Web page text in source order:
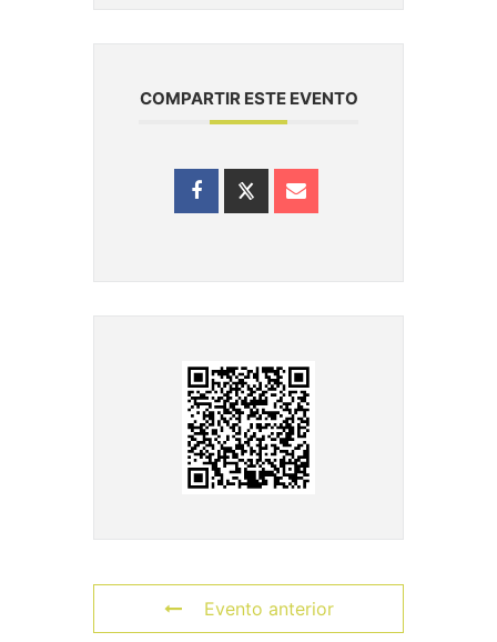
COMPARTIR ESTE EVENTO
Evento anterior